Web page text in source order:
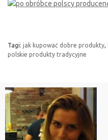
Tagi: jak kupować dobre produkty,
polskie produkty tradycyjne